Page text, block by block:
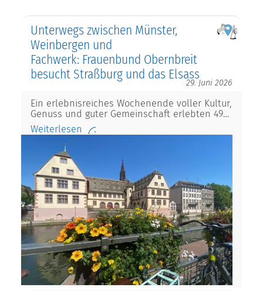
Unterwegs zwischen Münster,
Weinbergen und
Fachwerk: Frauenbund Obernbreit
besucht Straßburg und das Elsass
29. Juni 2026
Ein erlebnisreiches Wochenende voller Kultur,
Genuss und guter Gemeinschaft erlebten 49…
Weiterlesen